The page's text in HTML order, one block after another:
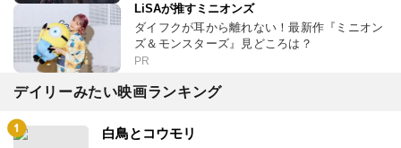
LiSAが推すミニオンズ
ダイフクが耳から離れない！最新作『ミニオン
ズ＆モンスターズ』見どころは？
PR
デイリーみたい映画ランキング
白鳥とコウモリ